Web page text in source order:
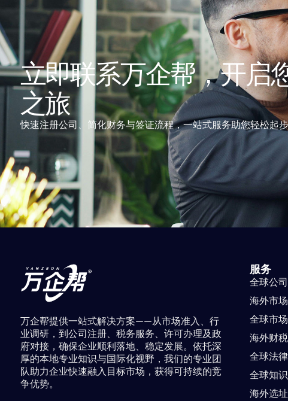
立即联系万企帮，开启
之旅
快速注册公司、简化财务与签证流程，一站式服务助您轻松起步
万企帮提供一站式解决方案——从市场准入、行
业调研，到公司注册、税务服务、许可办理及政
府对接，确保企业顺利落地、稳定发展。依托深
厚的本地专业知识与国际化视野，我们的专业团
队助力企业快速融入目标市场，获得可持续的竞
争优势。
服务
全球公
海外市
全球市
海外财
全球法
全球知
海外选